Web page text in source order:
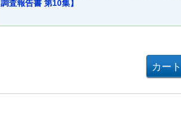
調査報告書 第10集】